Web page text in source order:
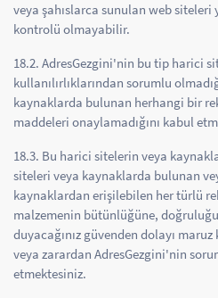
veya şahıslarca sunulan web
kontrolü olmayabilir.
18.2. AdresGezgini'nin bu tip harici
kullanılırlıklarından sorumlu
kaynaklarda bulunan herhangi bir
maddeleri onaylamadığını kabul
18.3. Bu harici sitelerin veya
siteleri veya kaynaklarda bulunan
kaynaklardan erişilebilen her türlü
malzemenin bütünlüğüne,
duyacağınız güvenden dolayı
veya zarardan AdresGezgini'nin
etmektesiniz.